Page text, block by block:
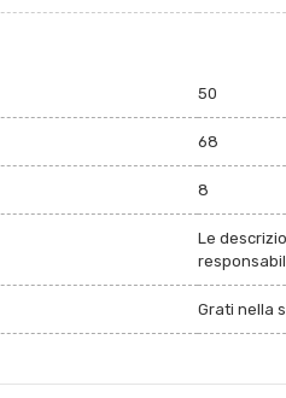
50
68
8
Le
Grati nella